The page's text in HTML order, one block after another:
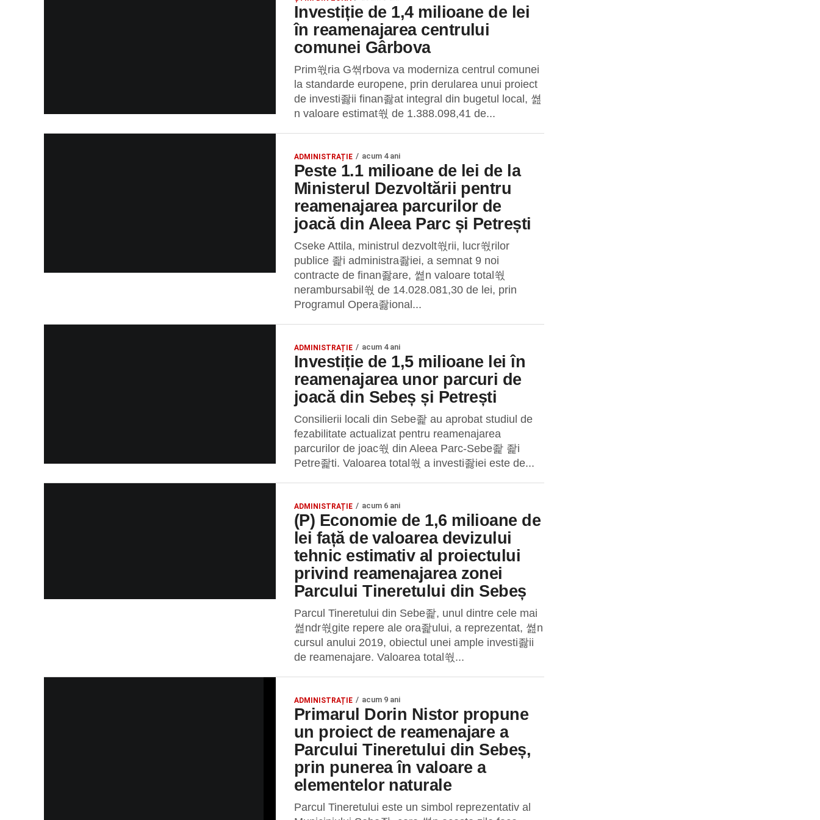
Investiție de 1,4 milioane de lei
în reamenajarea centrului
comunei Gârbova
Prim쒃ria G쎢rbova va moderniza centrul comunei
la standarde europene, prin derularea unui proiect
de investi좛ii finan좛at integral din bugetul local, 쎮
n valoare estimat쒃 de 1.388.098,41 de...
ADMINISTRAȚIE acum 4 ani
Peste 1.1 milioane de lei de la
Ministerul Dezvoltării pentru
reamenajarea parcurilor de
joacă din Aleea Parc și Petrești
Cseke Attila, ministrul dezvolt쒃rii, lucr쒃rilor
publice 좙i administra좛iei, a semnat 9 noi
contracte de finan좛are, 쎮n valoare total쒃
nerambursabil쒃 de 14.028.081,30 de lei, prin
Programul Opera좛ional...
ADMINISTRAȚIE acum 4 ani
Investiție de 1,5 milioane lei în
reamenajarea unor parcuri de
joacă din Sebeș și Petrești
Consilierii locali din Sebe좙 au aprobat studiul de
fezabilitate actualizat pentru reamenajarea
parcurilor de joac쒃 din Aleea Parc-Sebe좙 좙i
Petre좙ti. Valoarea total쒃 a investi좛iei este de...
ADMINISTRAȚIE acum 6 ani
(P) Economie de 1,6 milioane de
lei față de valoarea devizului
tehnic estimativ al proiectului
privind reamenajarea zonei
Parcului Tineretului din Sebeș
Parcul Tineretului din Sebe좙, unul dintre cele mai
쎮ndr쒃gite repere ale ora좙ului, a reprezentat, 쎮n
cursul anului 2019, obiectul unei ample investi좛ii
de reamenajare. Valoarea total쒃...
ADMINISTRAȚIE acum 9 ani
Primarul Dorin Nistor propune
un proiect de reamenajare a
Parcului Tineretului din Sebeș,
prin punerea în valoare a
elementelor naturale
Parcul Tineretului este un simbol reprezentativ al